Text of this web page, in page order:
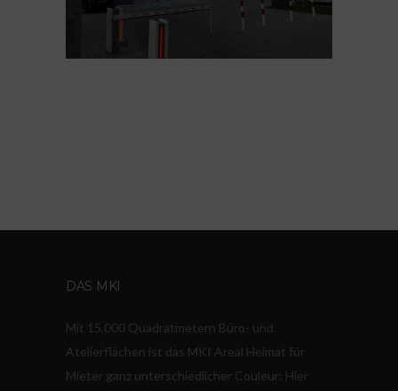
DAS MKI
Mit 15.000 Quadratmetern Büro- und
Atelierflächen ist das MKI Areal Heimat für
Mieter ganz unterschiedlicher Couleur: Hier